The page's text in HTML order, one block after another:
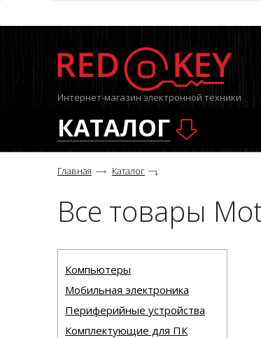
Интернет-магазин электронной техники
КАТАЛОГ
Главная Каталог
Все товары
Компьютеры
Мобильная электроника
Периферийные устройства
Комплектующие для ПК